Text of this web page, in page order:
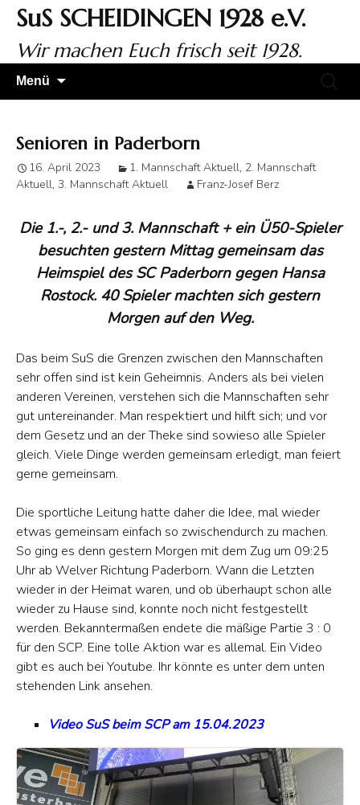
Zum
Inhalt
springen
SuS SCHEIDINGEN 1928 e.V.
Wir machen Euch frisch seit 1928.
Menü
Senioren in Paderborn
16. April 2023 1. Mannschaft Aktuell, 2. Mannschaft
Aktuell, 3. Mannschaft Aktuell Franz-Josef Berz
Die 1.-, 2.- und 3. Mannschaft + ein Ü50-Spieler
besuchten gestern Mittag gemeinsam das
Heimspiel des SC Paderborn gegen Hansa
Rostock. 40 Spieler machten sich gestern
Morgen auf den Weg.
Das beim SuS die Grenzen zwischen den Mannschaften
sehr offen sind ist kein Geheimnis. Anders als bei vielen
anderen Vereinen, verstehen sich die Mannschaften sehr
gut untereinander. Man respektiert und hilft sich; und vor
dem Gesetz und an der Theke sind sowieso alle Spieler
gleich. Viele Dinge werden gemeinsam erledigt, man feiert
gerne gemeinsam.
Die sportliche Leitung hatte daher die Idee, mal wieder
etwas gemeinsam einfach so zwischendurch zu machen.
So ging es denn gestern Morgen mit dem Zug um 09:25
Uhr ab Welver Richtung Paderborn. Wann die Letzten
wieder in der Heimat waren, und ob überhaupt schon alle
wieder zu Hause sind, konnte noch nicht festgestellt
werden. Bekanntermaßen endete die mäßige Partie 3 : 0
für den SCP. Eine tolle Aktion war es allemal. Ein Video
gibt es auch bei Youtube. Ihr könnte es unter dem unten
stehenden Link ansehen.
Video SuS beim SCP am 15.04.2023